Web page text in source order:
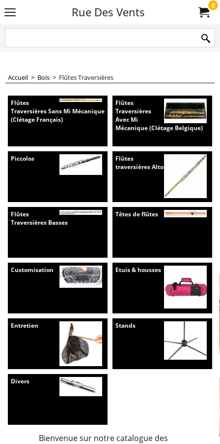
Rue Des Vents 0
Accueil > Bois > Flûtes Traversières
Flûtes
Traversières Sans Mi Mécanique
(Clétage Français)
Flûtes
Traversières
Avec Mi
Mécanique (Clétage Belgique)
Piccolos
Flûtes
traversières Alto
Flûtes
Traversières Basses
Têtes de flûtes
Customisation Etuis & housses
Entretien Stands
Divers
Bienvenue sur notre catalogue des